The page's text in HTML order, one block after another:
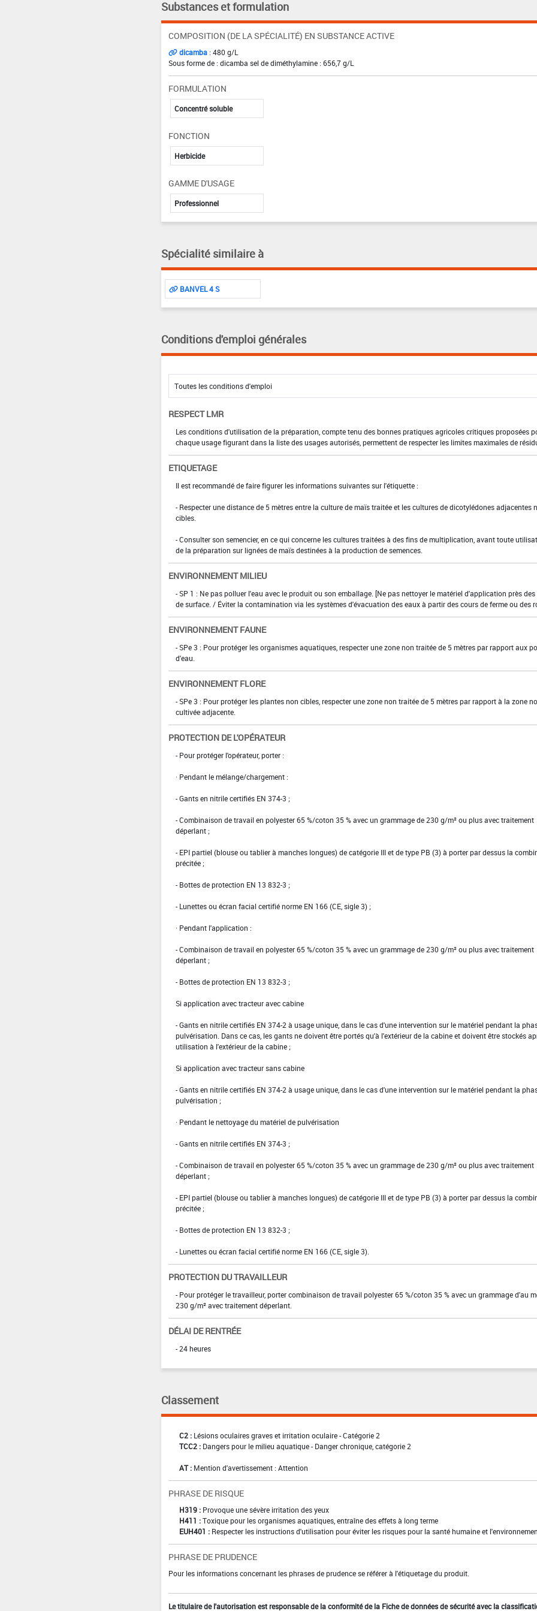
Substances et formulation
COMPOSITION (DE LA SPÉCIALITÉ) EN SUBSTANCE ACTIVE
dicamba : 480 g/L
Sous forme de : dicamba sel de diméthylamine : 656,7 g/L
FORMULATION
Concentré soluble
FONCTION
Herbicide
GAMME D'USAGE
Professionnel
Spécialité similaire à
BANVEL 4 S
Conditions d'emploi générales
RESPECT LMR
Les conditions d'utilisation de la préparation, compte tenu des bonnes pratiques agricoles critiques proposées
chaque usage figurant dans la liste des usages autorisés, permettent de respecter les limites maximales de
ETIQUETAGE
Il est recommandé de faire figurer les informations suivantes sur l'étiquette :
- Respecter une distance de 5 mètres entre la culture de maïs traitée et les cultures de dicotylédones adjacentes
cibles.
- Consulter son semencier, en ce qui concerne les cultures traitées à des fins de multiplication, avant toute
de la préparation sur lignées de maïs destinées à la production de semences.
ENVIRONNEMENT MILIEU
- SP 1 : Ne pas polluer l'eau avec le produit ou son emballage. [Ne pas nettoyer le matériel d'application près des
de surface. / Éviter la contamination via les systèmes d'évacuation des eaux à partir des cours de ferme ou des
ENVIRONNEMENT FAUNE
- SPe 3 : Pour protéger les organismes aquatiques, respecter une zone non traitée de 5 mètres par rapport aux
d'eau.
ENVIRONNEMENT FLORE
- SPe 3 : Pour protéger les plantes non cibles, respecter une zone non traitée de 5 mètres par rapport à la zone
cultivée adjacente.
PROTECTION DE L'OPÉRATEUR
- Pour protéger l'opérateur, porter :
· Pendant le mélange/chargement :
- Gants en nitrile certifiés EN 374-3 ;
- Combinaison de travail en polyester 65 %/coton 35 % avec un grammage de 230 g/m² ou plus avec traitement
déperlant ;
- EPI partiel (blouse ou tablier à manches longues) de catégorie III et de type PB (3) à porter par dessus la
précitée ;
- Bottes de protection EN 13 832-3 ;
- Lunettes ou écran facial certifié norme EN 166 (CE, sigle 3) ;
· Pendant l'application :
- Combinaison de travail en polyester 65 %/coton 35 % avec un grammage de 230 g/m² ou plus avec traitement
déperlant ;
- Bottes de protection EN 13 832-3 ;
Si application avec tracteur avec cabine
- Gants en nitrile certifiés EN 374-2 à usage unique, dans le cas d'une intervention sur le matériel pendant la
pulvérisation. Dans ce cas, les gants ne doivent être portés qu'à l'extérieur de la cabine et doivent être stockés
utilisation à l'extérieur de la cabine ;
Si application avec tracteur sans cabine
- Gants en nitrile certifiés EN 374-2 à usage unique, dans le cas d'une intervention sur le matériel pendant la
pulvérisation ;
· Pendant le nettoyage du matériel de pulvérisation
- Gants en nitrile certifiés EN 374-3 ;
- Combinaison de travail en polyester 65 %/coton 35 % avec un grammage de 230 g/m² ou plus avec traitement
déperlant ;
- EPI partiel (blouse ou tablier à manches longues) de catégorie III et de type PB (3) à porter par dessus la
précitée ;
- Bottes de protection EN 13 832-3 ;
- Lunettes ou écran facial certifié norme EN 166 (CE, sigle 3).
PROTECTION DU TRAVAILLEUR
- Pour protéger le travailleur, porter combinaison de travail polyester 65 %/coton 35 % avec un grammage d'au
230 g/m² avec traitement déperlant.
DÉLAI DE RENTRÉE
- 24 heures
Classement
C2 : Lésions oculaires graves et irritation oculaire - Catégorie 2
TCC2 : Dangers pour le milieu aquatique - Danger chronique, catégorie 2
AT : Mention d'avertissement : Attention
PHRASE DE RISQUE
H319 : Provoque une sévère irritation des yeux
H411 : Toxique pour les organismes aquatiques, entraîne des effets à long terme
EUH401 : Respecter les instructions d'utilisation pour éviter les risques pour la santé humaine et
PHRASE DE PRUDENCE
Pour les informations concernant les phrases de prudence se référer à l'étiquetage du produit.
Le titulaire de l'autorisation est responsable de la conformité de la Fiche de données de sécurité avec la